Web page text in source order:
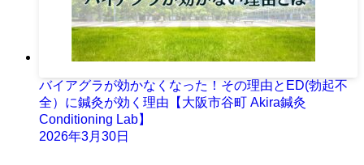
バイアグラが効かなくなった！その理由とED(勃起不
全）に鍼灸が効く理由【大阪市谷町 Akira鍼灸
Conditioning Lab】
2026年3月30日